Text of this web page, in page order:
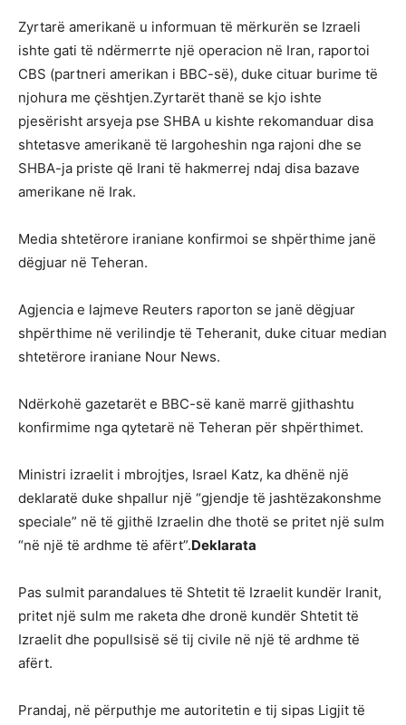
Zyrtarë amerikanë u informuan të mërkurën se Izraeli
ishte gati të ndërmerrte një operacion në Iran, raportoi
CBS (partneri amerikan i BBC-së), duke cituar burime të
njohura me çështjen.Zyrtarët thanë se kjo ishte
pjesërisht arsyeja pse SHBA u kishte rekomanduar disa
shtetasve amerikanë të largoheshin nga rajoni dhe se
SHBA-ja priste që Irani të hakmerrej ndaj disa bazave
amerikane në Irak.
Media shtetërore iraniane konfirmoi se shpërthime janë
dëgjuar në Teheran.
Agjencia e lajmeve Reuters raporton se janë dëgjuar
shpërthime në verilindje të Teheranit, duke cituar median
shtetërore iraniane Nour News.
Ndërkohë gazetarët e BBC-së kanë marrë gjithashtu
konfirmime nga qytetarë në Teheran për shpërthimet.
Ministri izraelit i mbrojtjes, Israel Katz, ka dhënë një
deklaratë duke shpallur një “gjendje të jashtëzakonshme
speciale” në të gjithë Izraelin dhe thotë se pritet një sulm
“në një të ardhme të afërt”.Deklarata
Pas sulmit parandalues të Shtetit të Izraelit kundër Iranit,
pritet një sulm me raketa dhe dronë kundër Shtetit të
Izraelit dhe popullsisë së tij civile në një të ardhme të
afërt.
Prandaj, në përputhje me autoritetin e tij sipas Ligjit të